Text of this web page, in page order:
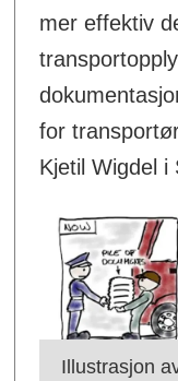
mer effektiv
for
Kjetil Wigdel i
Illustrasjon